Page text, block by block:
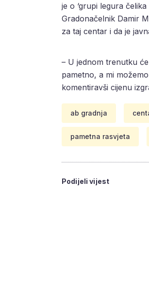
je o ‘grupi legura
Gradonačelnik Damir
za taj centar i da je
– U jednom trenutku
pametno, a mi
komentiravši cijenu
ab gradnja
pametna rasvjeta
Podijeli vijest